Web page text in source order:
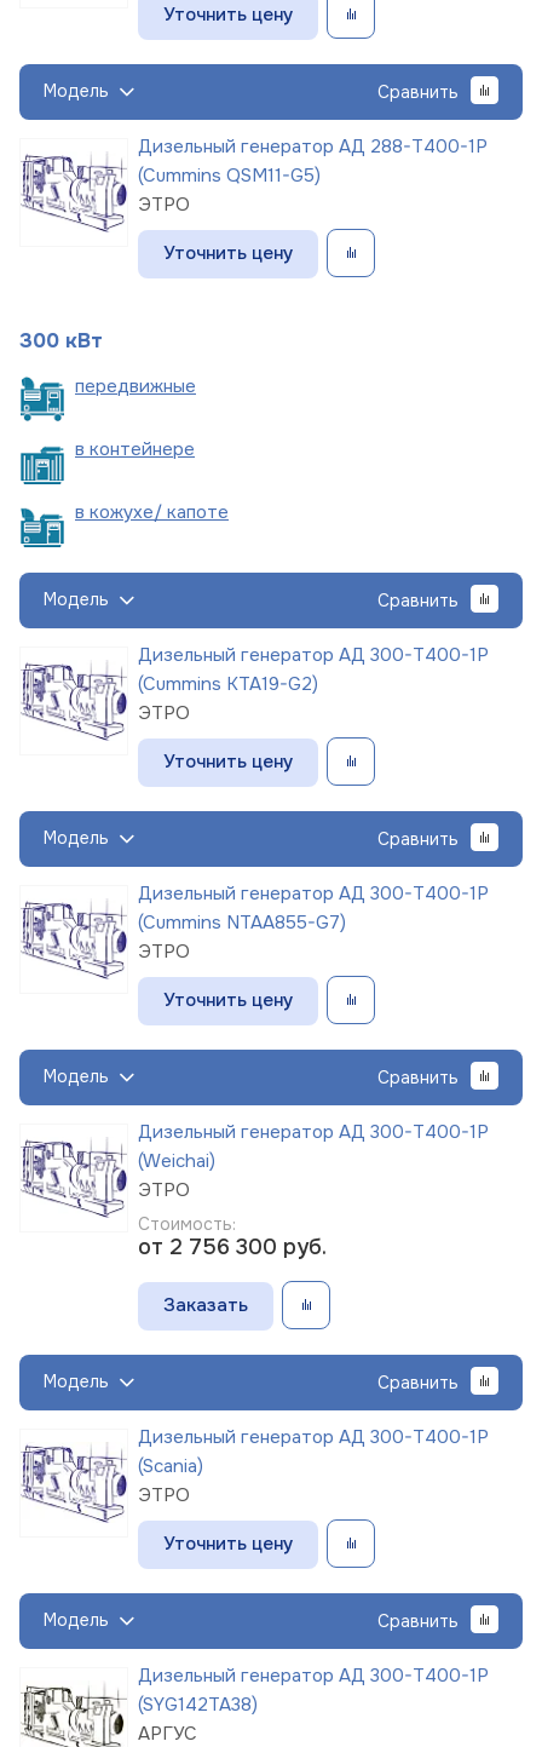
Уточнить цену
Модель Сравнить
Дизельный генератор АД 288-Т400-1Р
(Cummins QSM11-G5)
ЭТРО
Уточнить цену
300 кВт
передвижные
в контейнере
в кожухе/ капоте
Модель Сравнить
Дизельный генератор АД 300-Т400-1Р
(Cummins KTA19-G2)
ЭТРО
Уточнить цену
Модель Сравнить
Дизельный генератор АД 300-Т400-1Р
(Cummins NTAA855-G7)
ЭТРО
Уточнить цену
Модель Сравнить
Дизельный генератор АД 300-Т400-1Р
(Weichai)
ЭТРО
Стоимость:
от 2 756 300 руб.
Заказать
Модель Сравнить
Дизельный генератор АД 300-Т400-1Р
(Scania)
ЭТРО
Уточнить цену
Модель Сравнить
Дизельный генератор АД 300-Т400-1Р
(SYG142TA38)
АРГУС